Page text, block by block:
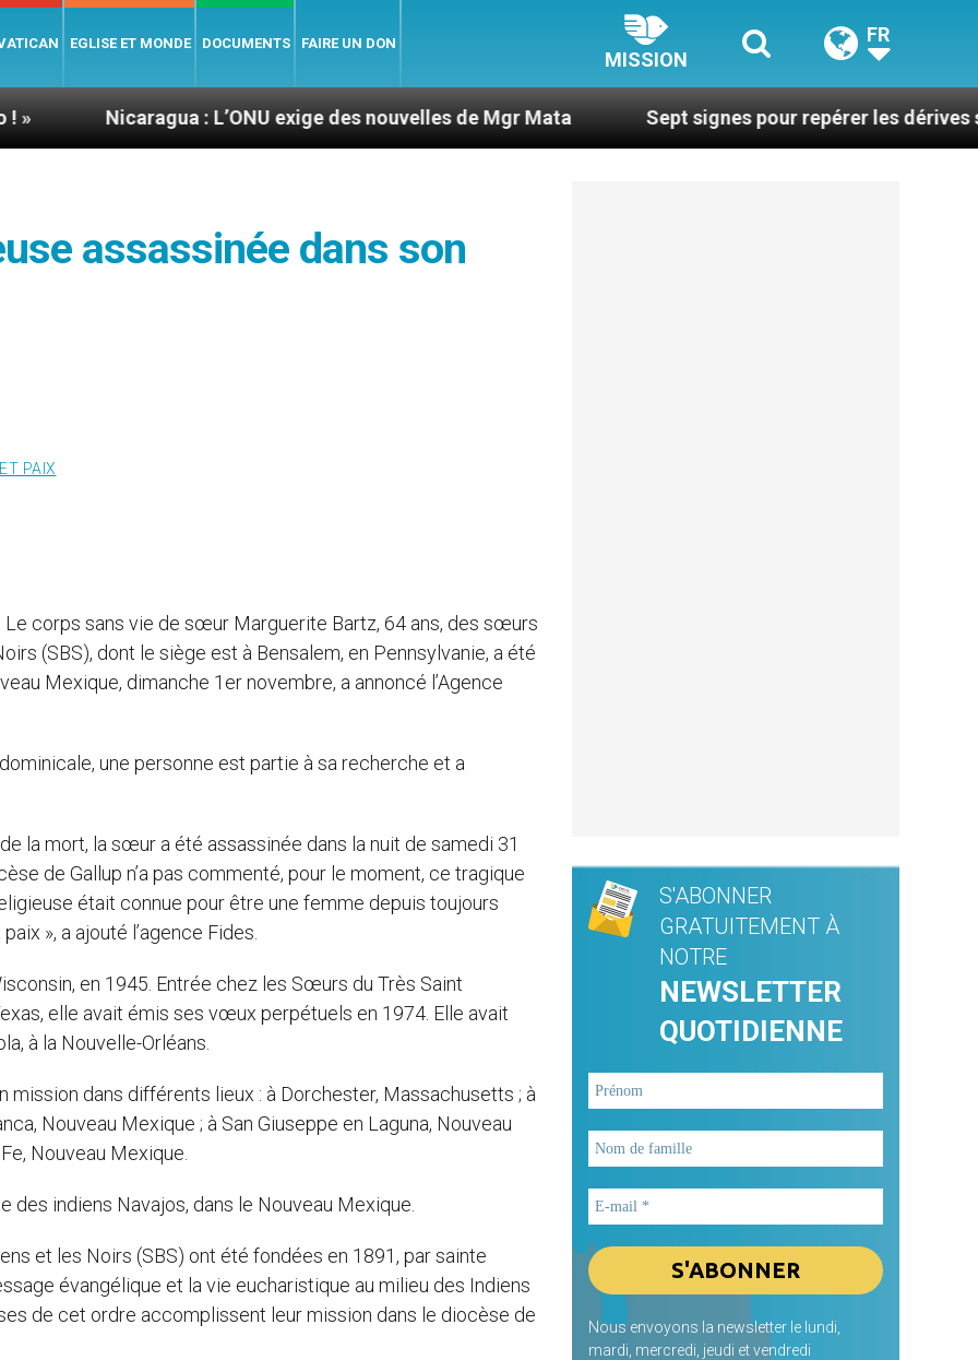
EGLISE ET MONDE DOCUMENTS FAIRE UN DON
MISSION
FR
Nicaragua : L’ONU exige des nouvelles de Mgr Mata Sept signes pour repérer les dérives sectaires
assassinée dans son
PAIX
Le corps sans vie de sœur Marguerite Bartz, 64 ans, des sœurs
(SBS), dont le siège est à Bensalem, en Pennsylvanie, a été
Mexique, dimanche 1er novembre, a annoncé l’Agence
une personne est partie à sa recherche et a
la mort, la sœur a été assassinée dans la nuit de samedi 31
de Gallup n’a pas commenté, pour le moment, ce tragique
était connue pour être une femme depuis toujours
», a ajouté l’agence Fides.
en 1945. Entrée chez les Sœurs du Très Saint
elle avait émis ses vœux perpétuels en 1974. Elle avait
à la Nouvelle-Orléans.
dans différents lieux : à Dorchester, Massachusetts ; à
Nouveau Mexique ; à San Giuseppe en Laguna, Nouveau
Nouveau Mexique.
des indiens Navajos, dans le Nouveau Mexique.
et les Noirs (SBS) ont été fondées en 1891, par sainte
évangélique et la vie eucharistique au milieu des Indiens
de cet ordre accomplissent leur mission dans le diocèse de
S'ABONNER
GRATUITEMENT À
NOTRE
NEWSLETTER
QUOTIDIENNE
Nous envoyons la newsletter le lundi,
mardi, mercredi, jeudi et vendredi